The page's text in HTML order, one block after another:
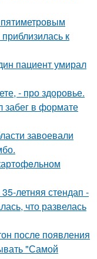
к
пациент умирал
- про здоровье.
забег в формате
завоевали
летняя стендап -
что развелась
после появления
"Самой